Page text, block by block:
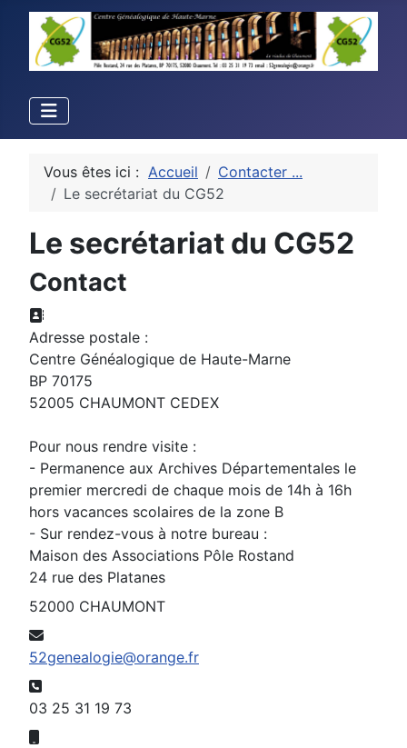
Vous êtes ici : Accueil
Contacter ...
Le secrétariat du CG52
Le secrétariat du CG52
Contact
Adresse:
Adresse postale :
Centre Généalogique de Haute-Marne
BP 70175
52005 CHAUMONT CEDEX
Pour nous rendre visite :
- Permanence aux Archives Départementales le
premier mercredi de chaque mois de 14h à 16h
hors vacances scolaires de la zone B
- Sur rendez-vous à notre bureau :
Maison des Associations Pôle Rostand
24 rue des Platanes
52000 CHAUMONT
E-mail:
52genealogie@orange.fr
Téléphone:
03 25 31 19 73